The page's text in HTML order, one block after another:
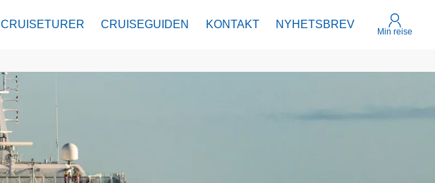
CRUISETURER CRUISEGUIDEN KONTAKT NYHETSBREV
Min reise